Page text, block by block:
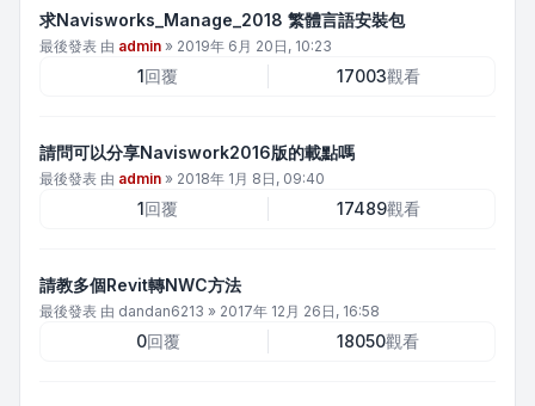
求Navisworks_Manage_2018 繁體言語安裝包
最後發表 由 admin » 2019年 6月 20日, 10:23
1回覆 17003觀看
請問可以分享Naviswork2016版的載點嗎
最後發表 由 admin » 2018年 1月 8日, 09:40
1回覆 17489觀看
請教多個Revit轉NWC方法
最後發表 由 dandan6213 » 2017年 12月 26日, 16:58
0回覆 18050觀看